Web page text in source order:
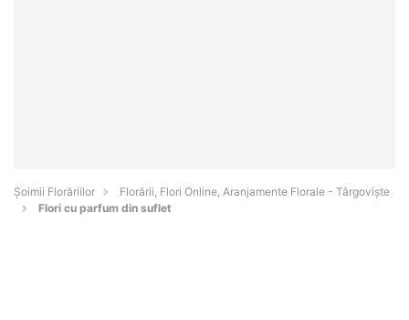
Șoimii Florăriilor
Florării, Flori Online, Aranjamente Florale - Târgovişte
Flori cu parfum din suflet